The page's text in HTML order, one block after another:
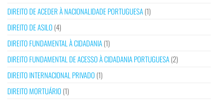
DIREITO DE ACEDER À NACIONALIDADE PORTUGUESA(1)
DIREITO DE ASILO (4)
DIREITO FUNDAMENTAL À CIDADANIA(1)
DIREITO FUNDAMENTAL DE ACESSO À CIDADANIA PORTUGUESA(2)
DIREITO INTERNACIONAL PRIVADO (1)
DIREITO MORTUÁRIO (1)